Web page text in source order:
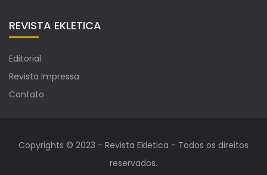
REVISTA EKLETICA
Editorial
Revista Impressa
Contato
Copyrights © 2023 - Revista Ekletica - Todos os direitos
reservados.